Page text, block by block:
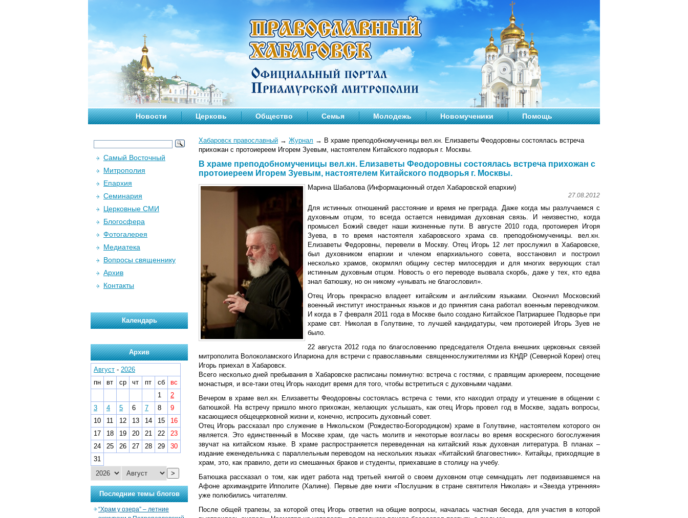
Новости Церковь Общество Семья Молодежь Новомученики Помощь
Хабаровск православный → Журнал → В храме преподобномученицы вел.кн. Елизаветы Феодоровны состоялась встреча
прихожан с протоиереем Игорем Зуевым, настоятелем Китайского подворья г. Москвы.
В храме преподобномученицы вел.кн. Елизаветы Феодоровны состоялась встреча прихожан с
протоиереем Игорем Зуевым, настоятелем Китайского подворья г. Москвы.
Марина Шабалова (Информационный отдел Хабаровской епархии)
27.08.2012
Для истинных отношений расстояние и время не преграда. Даже когда мы разлучаемся с
духовным отцом, то всегда остается невидимая духовная связь. И неизвестно, когда
промысел Божий сведет наши жизненные пути. В августе 2010 года, протоиерея Игоря
Зуева, в то время настоятеля хабаровского храма св. преподобномученицы. вел.кн.
Елизаветы Федоровны, перевели в Москву. Отец Игорь 12 лет прослужил в Хабаровске,
был духовником епархии и членом епархиального совета, восстановил и построил
несколько храмов, окормлял общину сестер милосердия и для многих верующих стал
истинным духовным отцом. Новость о его переводе вызвала скорбь, даже у тех, кто едва
знал батюшку, но он никому «унывать не благословил».
Отец Игорь прекрасно владеет китайским и английским языками. Окончил Московский
военный институт иностранных языков и до принятия сана работал военным переводчиком.
И когда в 7 февраля 2011 года в Москве было создано Китайское Патриаршее Подворье при
храме свт. Николая в Голутвине, то лучшей кандидатуры, чем протоиерей Игорь Зуев не
было.
22 августа 2012 года по благословению председателя Отдела внешних церковных связей
митрополита Волоколамского Илариона для встречи с православными священнослужителями из КНДР (Северной Кореи) отец
Игорь приехал в Хабаровск.
Всего несколько дней пребывания в Хабаровске расписаны поминутно: встреча с гостями, с правящим архиереем, посещение
монастыря, и все-таки отец Игорь находит время для того, чтобы встретиться с духовными чадами.
Вечером в храме вел.кн. Елизаветты Феодоровны состоялась встреча с теми, кто находил отраду и утешение в общении с
батюшкой. На встречу пришло много прихожан, желающих услышать, как отец Игорь провел год в Москве, задать вопросы,
касающиеся общецерковной жизни и, конечно, испросить духовный совет.
Отец Игорь рассказал про служение в Никольском (Рождество-Богородицком) храме в Голутвине, настоятелем которого он
является. Это единственный в Москве храм, где часть молитв и некоторые возгласы во время воскресного богослужения
звучат на китайском языке. В храме распространяется переведенная на китайский язык духовная литература. В планах –
издание еженедельника с параллельным переводом на нескольких языках «Китайский благовестник». Китайцы, приходящие в
храм, это, как правило, дети из смешанных браков и студенты, приехавшие в столицу на учебу.
Батюшка рассказал о том, как идет работа над третьей книгой о своем духовном отце семнадцать лет подвизавшемся на
Афоне архимандрите Ипполите (Халине). Первые две книги «Послушник в стране святителя Николая» и «Звезда утренняя»
уже полюбились читателям.
После общей трапезы, за которой отец Игорь ответил на общие вопросы, началась частная беседа, для участия в которой
Самый Восточный
Митрополия
Епархия
Семинария
Церковные СМИ
Блогосфера
Фотогалерея
Медиатека
Вопросы священнику
Архив
Контакты
Календарь
Архив
Август - 2026
пн
вт ср чт пт сб
вс
1
2
3
4 5 6 7 8
9
10
11 12 13 14 15
16
17
18 19 20 21 22
23
24
25 26 27 28 29
30
31
>
Последние темы блогов
“Храм у озера” – летние